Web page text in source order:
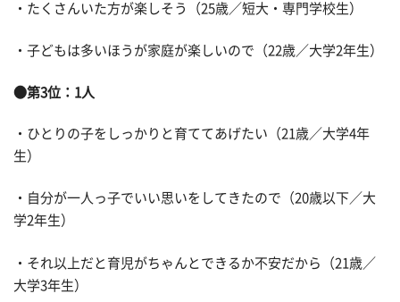
・たくさんいた方が楽しそう（25歳／短大・専門学校生）
・子どもは多いほうが家庭が楽しいので（22歳／大学2年生）
●第3位：1人
・ひとりの子をしっかりと育ててあげたい（21歳／大学4年
生）
・自分が一人っ子でいい思いをしてきたので（20歳以下／大
学2年生）
・それ以上だと育児がちゃんとできるか不安だから（21歳／
大学3年生）